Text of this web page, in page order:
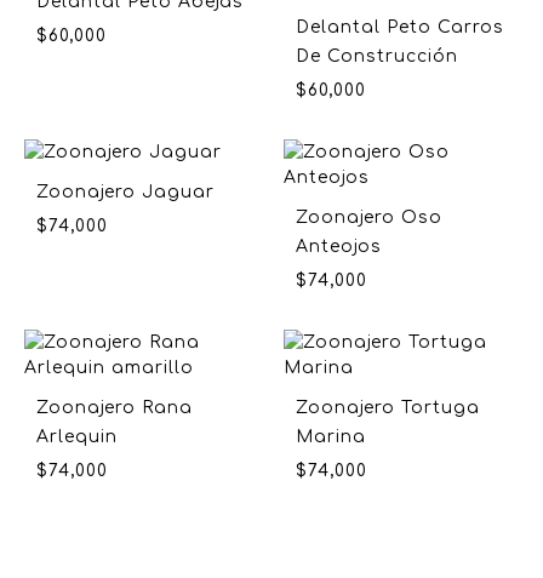
$60,000
Delantal Peto Carros
De Construcción
$60,000
Zoonajero Jaguar
$74,000
Zoonajero Oso
Anteojos
$74,000
Zoonajero Rana
Arlequin
$74,000
Zoonajero Tortuga
Marina
$74,000